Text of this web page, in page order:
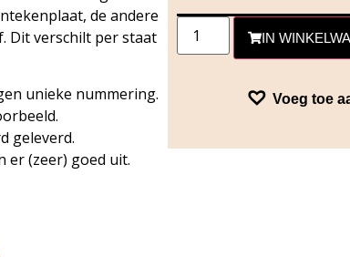
de andere
Dit verschilt per staat
unieke nummering.
geleverd.
er (zeer) goed uit.
IN
Voeg toe